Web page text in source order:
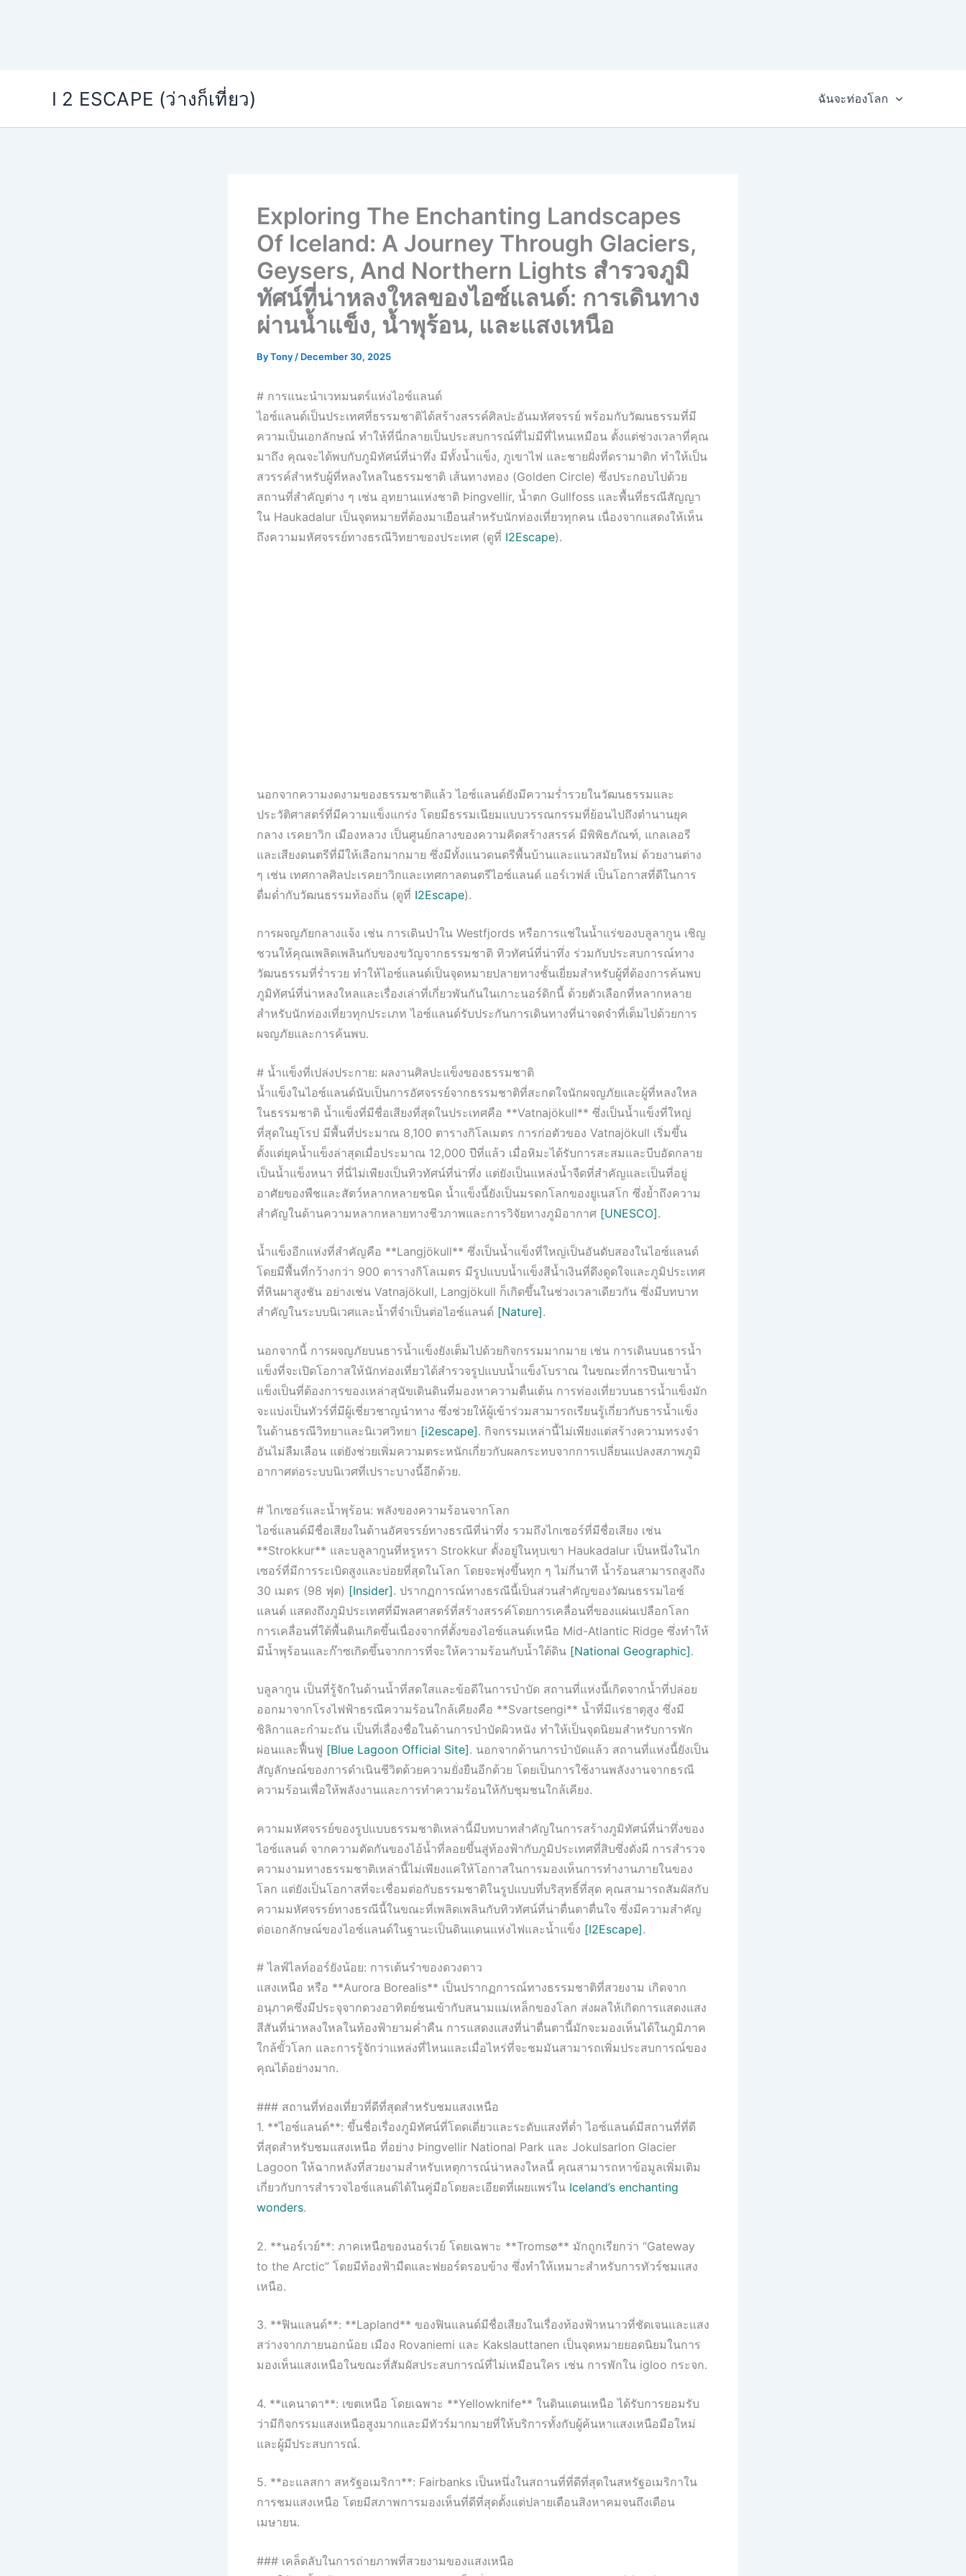
I 2 ESCAPE (ว่างก็เที่ยว) ฉันจะท่องโลก
Exploring The Enchanting Landscapes
Of Iceland: A Journey Through Glaciers,
Geysers, And Northern Lights สำรวจภูมิ
ทัศน์ที่น่าหลงใหลของไอซ์แลนด์: การเดินทาง
ผ่านน้ำแข็ง, น้ำพุร้อน, และแสงเหนือ
ByTony / December 30, 2025
# การแนะนำเวทมนตร์แห่งไอซ์แลนด์
ไอซ์แลนด์เป็นประเทศที่ธรรมชาติได้สร้างสรรค์ศิลปะอันมหัศจรรย์ พร้อมกับวัฒนธรรมที่มี
ความเป็นเอกลักษณ์ ทำให้ที่นี่กลายเป็นประสบการณ์ที่ไม่มีที่ไหนเหมือน ตั้งแต่ช่วงเวลาที่คุณ
มาถึง คุณจะได้พบกับภูมิทัศน์ที่น่าทึ่ง มีทั้งน้ำแข็ง, ภูเขาไฟ และชายฝั่งที่ดรามาติก ทำให้เป็น
สวรรค์สำหรับผู้ที่หลงใหลในธรรมชาติ เส้นทางทอง (Golden Circle) ซึ่งประกอบไปด้วย
สถานที่สำคัญต่าง ๆ เช่น อุทยานแห่งชาติ Þingvellir, น้ำตก Gullfoss และพื้นที่ธรณีสัญญา
ใน Haukadalur เป็นจุดหมายที่ต้องมาเยือนสำหรับนักท่องเที่ยวทุกคน เนื่องจากแสดงให้เห็น
ถึงความมหัศจรรย์ทางธรณีวิทยาของประเทศ (ดูที่ I2Escape).
นอกจากความงดงามของธรรมชาติแล้ว ไอซ์แลนด์ยังมีความร่ำรวยในวัฒนธรรมและ
ประวัติศาสตร์ที่มีความแข็งแกร่ง โดยมีธรรมเนียมแบบวรรณกรรมที่ย้อนไปถึงตำนานยุค
กลาง เรคยาวิก เมืองหลวง เป็นศูนย์กลางของความคิดสร้างสรรค์ มีพิพิธภัณฑ์, แกลเลอรี
และเสียงดนตรีที่มีให้เลือกมากมาย ซึ่งมีทั้งแนวดนตรีพื้นบ้านและแนวสมัยใหม่ ด้วยงานต่าง
ๆ เช่น เทศกาลศิลปะเรคยาวิกและเทศกาลดนตรีไอซ์แลนด์ แอร์เวฟส์ เป็นโอกาสที่ดีในการ
ดื่มด่ำกับวัฒนธรรมท้องถิ่น (ดูที่ I2Escape).
การผจญภัยกลางแจ้ง เช่น การเดินป่าใน Westfjords หรือการแช่ในน้ำแร่ของบลูลากูน เชิญ
ชวนให้คุณเพลิดเพลินกับของขวัญจากธรรมชาติ ทิวทัศน์ที่น่าทึ่ง ร่วมกับประสบการณ์ทาง
วัฒนธรรมที่ร่ำรวย ทำให้ไอซ์แลนด์เป็นจุดหมายปลายทางชั้นเยี่ยมสำหรับผู้ที่ต้องการค้นพบ
ภูมิทัศน์ที่น่าหลงใหลและเรื่องเล่าที่เกี่ยวพันกันในเกาะนอร์ดิกนี้ ด้วยตัวเลือกที่หลากหลาย
สำหรับนักท่องเที่ยวทุกประเภท ไอซ์แลนด์รับประกันการเดินทางที่น่าจดจำที่เต็มไปด้วยการ
ผจญภัยและการค้นพบ.
# น้ำแข็งที่เปล่งประกาย: ผลงานศิลปะแข็งของธรรมชาติ
น้ำแข็งในไอซ์แลนด์นับเป็นการอัศจรรย์จากธรรมชาติที่สะกดใจนักผจญภัยและผู้ที่หลงใหล
ในธรรมชาติ น้ำแข็งที่มีชื่อเสียงที่สุดในประเทศคือ **Vatnajökull** ซึ่งเป็นน้ำแข็งที่ใหญ่
ที่สุดในยุโรป มีพื้นที่ประมาณ 8,100 ตารางกิโลเมตร การก่อตัวของ Vatnajökull เริ่มขึ้น
ตั้งแต่ยุคน้ำแข็งล่าสุดเมื่อประมาณ 12,000 ปีที่แล้ว เมื่อหิมะได้รับการสะสมและบีบอัดกลาย
เป็นน้ำแข็งหนา ที่นี่ไม่เพียงเป็นทิวทัศน์ที่น่าทึ่ง แต่ยังเป็นแหล่งน้ำจืดที่สำคัญและเป็นที่อยู่
อาศัยของพืชและสัตว์หลากหลายชนิด น้ำแข็งนี้ยังเป็นมรดกโลกของยูเนสโก ซึ่งย้ำถึงความ
สำคัญในด้านความหลากหลายทางชีวภาพและการวิจัยทางภูมิอากาศ [UNESCO].
น้ำแข็งอีกแห่งที่สำคัญคือ **Langjökull** ซึ่งเป็นน้ำแข็งที่ใหญ่เป็นอันดับสองในไอซ์แลนด์
โดยมีพื้นที่กว้างกว่า 900 ตารางกิโลเมตร มีรูปแบบน้ำแข็งสีน้ำเงินที่ดึงดูดใจและภูมิประเทศ
ที่หินผาสูงชัน อย่างเช่น Vatnajökull, Langjökull ก็เกิดขึ้นในช่วงเวลาเดียวกัน ซึ่งมีบทบาท
สำคัญในระบบนิเวศและน้ำที่จำเป็นต่อไอซ์แลนด์ [Nature].
นอกจากนี้ การผจญภัยบนธารน้ำแข็งยังเต็มไปด้วยกิจกรรมมากมาย เช่น การเดินบนธารน้ำ
แข็งที่จะเปิดโอกาสให้นักท่องเที่ยวได้สำรวจรูปแบบน้ำแข็งโบราณ ในขณะที่การปีนเขาน้ำ
แข็งเป็นที่ต้องการของเหล่าสุนัขเดินดินที่มองหาความตื่นเต้น การท่องเที่ยวบนธารน้ำแข็งมัก
จะแบ่งเป็นทัวร์ที่มีผู้เชี่ยวชาญนำทาง ซึ่งช่วยให้ผู้เข้าร่วมสามารถเรียนรู้เกี่ยวกับธารน้ำแข็ง
ในด้านธรณีวิทยาและนิเวศวิทยา [i2escape]. กิจกรรมเหล่านี้ไม่เพียงแต่สร้างความทรงจำ
อันไม่ลืมเลือน แต่ยังช่วยเพิ่มความตระหนักเกี่ยวกับผลกระทบจากการเปลี่ยนแปลงสภาพภูมิ
อากาศต่อระบบนิเวศที่เปราะบางนี้อีกด้วย.
# ไกเซอร์และน้ำพุร้อน: พลังของความร้อนจากโลก
ไอซ์แลนด์มีชื่อเสียงในด้านอัศจรรย์ทางธรณีที่น่าทึ่ง รวมถึงไกเซอร์ที่มีชื่อเสียง เช่น
**Strokkur** และบลูลากูนที่หรูหรา Strokkur ตั้งอยู่ในหุบเขา Haukadalur เป็นหนึ่งในไก
เซอร์ที่มีการระเบิดสูงและบ่อยที่สุดในโลก โดยจะพุ่งขึ้นทุก ๆ ไม่กี่นาที น้ำร้อนสามารถสูงถึง
30 เมตร (98 ฟุต) [Insider]. ปรากฏการณ์ทางธรณีนี้เป็นส่วนสำคัญของวัฒนธรรมไอซ์
แลนด์ แสดงถึงภูมิประเทศที่มีพลศาสตร์ที่สร้างสรรค์โดยการเคลื่อนที่ของแผ่นเปลือกโลก
การเคลื่อนที่ใต้พื้นดินเกิดขึ้นเนื่องจากที่ตั้งของไอซ์แลนด์เหนือ Mid-Atlantic Ridge ซึ่งทำให้
มีน้ำพุร้อนและก๊าซเกิดขึ้นจากการที่จะให้ความร้อนกับน้ำใต้ดิน [National Geographic].
บลูลากูน เป็นที่รู้จักในด้านน้ำที่สดใสและข้อดีในการบำบัด สถานที่แห่งนี้เกิดจากน้ำที่ปล่อย
ออกมาจากโรงไฟฟ้าธรณีความร้อนใกล้เคียงคือ **Svartsengi** น้ำที่มีแร่ธาตุสูง ซึ่งมี
ซิลิกาและกำมะถัน เป็นที่เลื่องชื่อในด้านการบำบัดผิวหนัง ทำให้เป็นจุดนิยมสำหรับการพัก
ผ่อนและฟื้นฟู [Blue Lagoon Official Site]. นอกจากด้านการบำบัดแล้ว สถานที่แห่งนี้ยังเป็น
สัญลักษณ์ของการดำเนินชีวิตด้วยความยั่งยืนอีกด้วย โดยเป็นการใช้งานพลังงานจากธรณี
ความร้อนเพื่อให้พลังงานและการทำความร้อนให้กับชุมชนใกล้เคียง.
ความมหัศจรรย์ของรูปแบบธรรมชาติเหล่านี้มีบทบาทสำคัญในการสร้างภูมิทัศน์ที่น่าทึ่งของ
ไอซ์แลนด์ จากความตัดกันของไอ้น้ำที่ลอยขึ้นสู่ท้องฟ้ากับภูมิประเทศที่สิบซึ่งดั่งผี การสำรวจ
ความงามทางธรรมชาติเหล่านี้ไม่เพียงแค่ให้โอกาสในการมองเห็นการทำงานภายในของ
โลก แต่ยังเป็นโอกาสที่จะเชื่อมต่อกับธรรมชาติในรูปแบบที่บริสุทธิ์ที่สุด คุณสามารถสัมผัสกับ
ความมหัศจรรย์ทางธรณีนี้ในขณะที่เพลิดเพลินกับทิวทัศน์ที่น่าตื่นตาตื่นใจ ซึ่งมีความสำคัญ
ต่อเอกลักษณ์ของไอซ์แลนด์ในฐานะเป็นดินแดนแห่งไฟและน้ำแข็ง [I2Escape].
# ไลฟ์ไลท์ออร์ยังน้อย: การเต้นรำของดวงดาว
แสงเหนือ หรือ **Aurora Borealis** เป็นปรากฏการณ์ทางธรรมชาติที่สวยงาม เกิดจาก
อนุภาคซึ่งมีประจุจากดวงอาทิตย์ชนเข้ากับสนามแม่เหล็กของโลก ส่งผลให้เกิดการแสดงแสง
สีสันที่น่าหลงใหลในท้องฟ้ายามค่ำคืน การแสดงแสงที่น่าตื่นตานี้มักจะมองเห็นได้ในภูมิภาค
ใกล้ขั้วโลก และการรู้จักว่าแหล่งที่ไหนและเมื่อไหร่ที่จะชมมันสามารถเพิ่มประสบการณ์ของ
คุณได้อย่างมาก.
### สถานที่ท่องเที่ยวที่ดีที่สุดสำหรับชมแสงเหนือ
1. **ไอซ์แลนด์**: ขึ้นชื่อเรื่องภูมิทัศน์ที่โดดเดี่ยวและระดับแสงที่ต่ำ ไอซ์แลนด์มีสถานที่ที่ดี
ที่สุดสำหรับชมแสงเหนือ ที่อย่าง Þingvellir National Park และ Jokulsarlon Glacier
Lagoon ให้ฉากหลังที่สวยงามสำหรับเหตุการณ์น่าหลงใหลนี้ คุณสามารถหาข้อมูลเพิ่มเติม
เกี่ยวกับการสำรวจไอซ์แลนด์ได้ในคู่มือโดยละเอียดที่เผยแพร่ใน Iceland’s enchanting
wonders.
2. **นอร์เวย์**: ภาคเหนือของนอร์เวย์ โดยเฉพาะ **Tromsø** มักถูกเรียกว่า “Gateway
to the Arctic” โดยมีท้องฟ้ามืดและฟยอร์ดรอบข้าง ซึ่งทำให้เหมาะสำหรับการทัวร์ชมแสง
เหนือ.
3. **ฟินแลนด์**: **Lapland** ของฟินแลนด์มีชื่อเสียงในเรื่องท้องฟ้าหนาวที่ชัดเจนและแสง
สว่างจากภายนอกน้อย เมือง Rovaniemi และ Kakslauttanen เป็นจุดหมายยอดนิยมในการ
มองเห็นแสงเหนือในขณะที่สัมผัสประสบการณ์ที่ไม่เหมือนใคร เช่น การพักใน igloo กระจก.
4. **แคนาดา**: เขตเหนือ โดยเฉพาะ **Yellowknife** ในดินแดนเหนือ ได้รับการยอมรับ
ว่ามีกิจกรรมแสงเหนือสูงมากและมีทัวร์มากมายที่ให้บริการทั้งกับผู้ค้นหาแสงเหนือมือใหม่
และผู้มีประสบการณ์.
5. **อะแลสกา สหรัฐอเมริกา**: Fairbanks เป็นหนึ่งในสถานที่ที่ดีที่สุดในสหรัฐอเมริกาใน
การชมแสงเหนือ โดยมีสภาพการมองเห็นที่ดีที่สุดตั้งแต่ปลายเดือนสิงหาคมจนถึงเดือน
เมษายน.
### เคล็ดลับในการถ่ายภาพที่สวยงามของแสงเหนือ